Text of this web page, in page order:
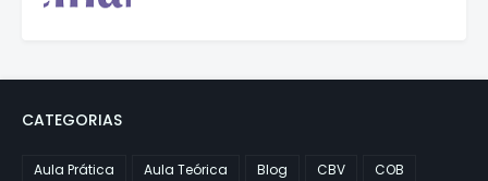
CATEGORIAS
Aula Prática Aula Teórica Blog CBV
COB